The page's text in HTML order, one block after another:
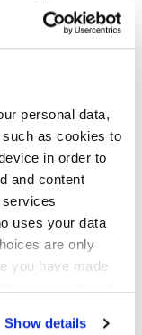
personal data,
as cookies to
in order to
and content
uses your data
are only
you have made
Show details
stato l'impiego
ispirazione
tradizione e
progettato
maltese e stile
con piastrelle dai
desk in Pietra
presentano
di
Nelle camere
decorativi si
accogliente ed